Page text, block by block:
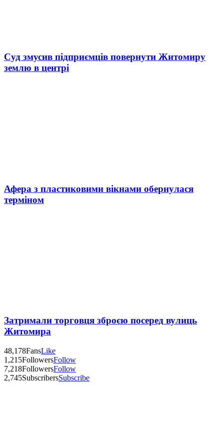
Суд змусив підприємців повернути Житомиру
землю в центрі
Афера з пластиковими вікнами обернулася
терміном
Затримали торговця зброєю посеред вулиць
Житомира
48,178FansLike
1,215FollowersFollow
7,218FollowersFollow
2,745SubscribersSubscribe